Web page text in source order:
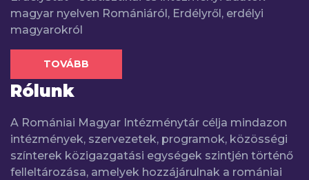
magyar nyelven Romániáról, Erdélyről, erdélyi
magyarokról
TOVÁBB
Rólunk
A Romániai Magyar Intézménytár célja mindazon
intézmények, szervezetek, programok, közösségi
színterek közigazgatási egységek szintjén történő
felleltározása, amelyek hozzájárulnak a romániai